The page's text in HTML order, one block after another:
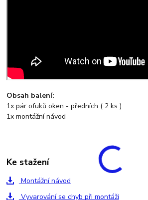
Obsah balení:
1x pár ofuků oken - předních ( 2 ks )
1x montážní návod
Ke stažení
Montážní návod
Vyvarování se chyb při montáži